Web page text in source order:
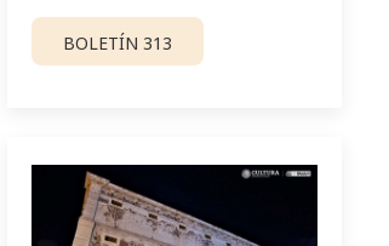
BOLETÍN 313